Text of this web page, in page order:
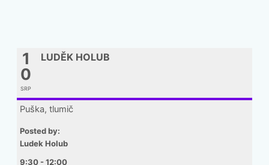
1
0
SRP
LUDĚK HOLUB
Puška, tlumič
Posted by:
Ludek Holub
9:30 - 12:00